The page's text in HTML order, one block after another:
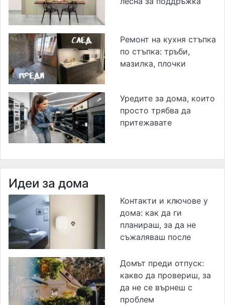
Ремонт на кухня стъпка
по стъпка: тръби,
мазилка, плочки
Уредите за дома, които
просто трябва да
притежавате
Идеи за дома
Контакти и ключове у
дома: как да ги
планираш, за да не
съжаляваш после
Домът преди отпуск:
какво да провериш, за
да не се върнеш с
проблем